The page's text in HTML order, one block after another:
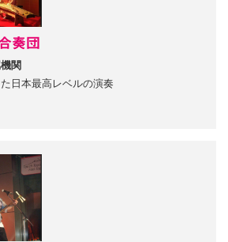
奏団
関
日本最高レベルの演奏